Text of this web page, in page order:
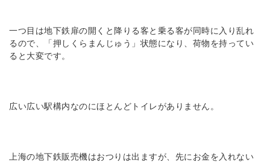
一つ目は地下鉄扉の開くと降りる客と乗る客が同時に入り乱れ
るので、「押しくらまんじゅう」状態になり、荷物を持ってい
ると大変です。
広い広い駅構内なのにほとんどトイレがありません。
上海の地下鉄販売機はおつりは出ますが、先にお金を入れない